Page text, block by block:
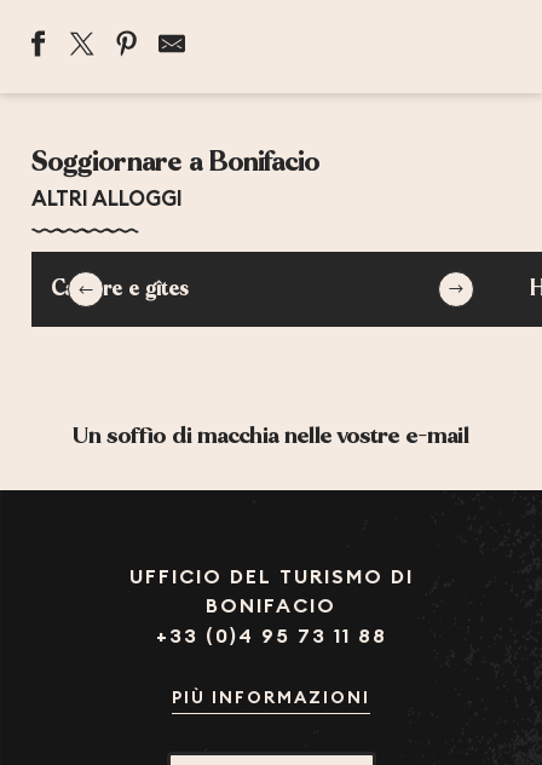
PERTAMINA VILLAGE
CANAVA
LA BAIE DES VOILES
SOPHIA
SANTA TRINITA
Soggiornare a Bonifacio
ALTRI ALLOGGI
Camere e gîtes
Un soffio di macchia nelle vostre e-mail
UFFICIO DEL TURISMO DI
BONIFACIO
+33 (0)4 95 73 11 88
PIÙ INFORMAZIONI